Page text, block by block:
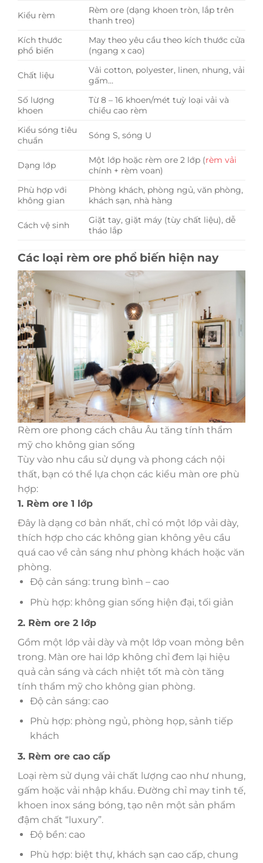
Kiểu rèm
Rèm ore (dạng khoen tròn, lắp trên
thanh treo)
Kích thước
phổ biến
May theo yêu cầu theo kích thước cửa
(ngang x cao)
Chất liệu
Vải cotton, polyester, linen, nhung, vải
gấm…
Số lượng
khoen
Từ 8 – 16 khoen/mét tuỳ loại vải và
chiều cao rèm
Kiểu sóng tiêu
chuẩn
Sóng S, sóng U
Dạng lớp Một lớp hoặc rèm ore 2 lớp (rèm vải
chính + rèm voan)
Phù hợp với
không gian
Phòng khách, phòng ngủ, văn phòng,
khách sạn, nhà hàng
Cách vệ sinh
Giặt tay, giặt máy (tùy chất liệu), dễ
tháo lắp
Các loại rèm ore phổ biến hiện nay
Rèm ore phong cách châu Âu tăng tính thẩm
mỹ cho không gian sống
Tùy vào nhu cầu sử dụng và phong cách nội
thất, bạn có thể lựa chọn các kiểu màn ore phù
hợp:
1. Rèm ore 1 lớp
Đây là dạng cơ bản nhất, chỉ có một lớp vải dày,
thích hợp cho các không gian không yêu cầu
quá cao về cản sáng như phòng khách hoặc văn
phòng.
Độ cản sáng: trung bình – cao
Phù hợp: không gian sống hiện đại, tối giản
2. Rèm ore 2 lớp
Gồm một lớp vải dày và một lớp voan mỏng bên
trong. Màn ore hai lớp không chỉ đem lại hiệu
quả cản sáng và cách nhiệt tốt mà còn tăng
tính thẩm mỹ cho không gian phòng.
Độ cản sáng: cao
Phù hợp: phòng ngủ, phòng họp, sảnh tiếp
khách
3. Rèm ore cao cấp
Loại rèm sử dụng vải chất lượng cao như nhung,
gấm hoặc vải nhập khẩu. Đường chỉ may tinh tế,
khoen inox sáng bóng, tạo nên một sản phẩm
đậm chất “luxury”.
Độ bền: cao
Phù hợp: biệt thự, khách sạn cao cấp, chung